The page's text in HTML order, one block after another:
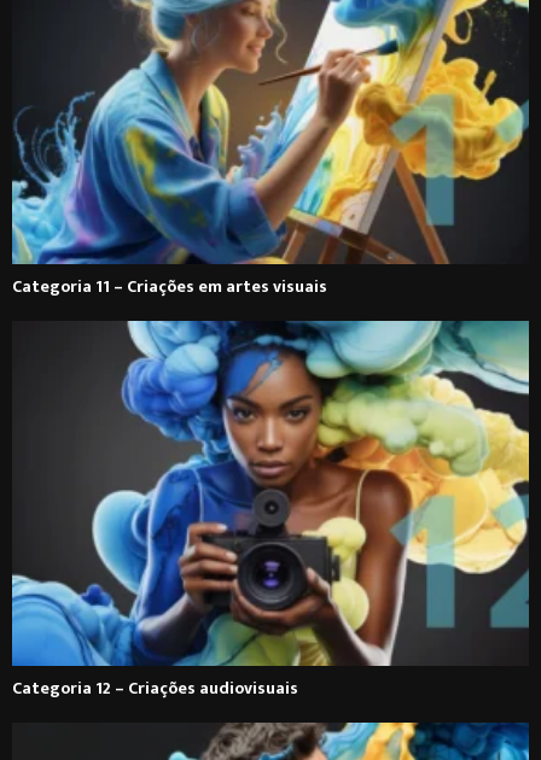
Categoria 11 – Criações em artes visuais
Categoria 12 – Criações audiovisuais